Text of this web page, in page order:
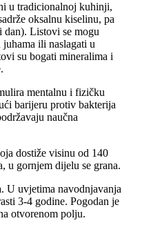
u tradicionalnoj kuhinji,
oksalnu kiselinu, pa
dan). Listovi se mogu
ili naslagati u
su bogati mineralima i
mentalnu i fizičku
barijeru protiv bakterija
naučna
dostiže visinu od 140
u gornjem dijelu se grana.
U uvjetima navodnjavanja
3-4 godine. Pogodan je
otvorenom polju.